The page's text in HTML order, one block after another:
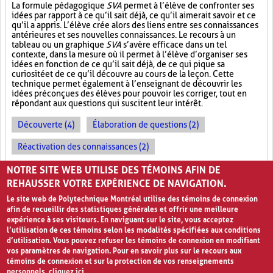
La formule pédagogique SVA permet à l’élève de confronter ses
idées par rapport à ce qu’il sait déjà, ce qu’il aimerait savoir et ce
qu’il a appris. L’élève crée alors des liens entre ses connaissances
antérieures et ses nouvelles connaissances. Le recours à un
tableau ou un graphique SVA s’avère efficace dans un tel
contexte, dans la mesure où il permet à l’élève d’organiser ses
idées en fonction de ce qu’il sait déjà, de ce qui pique sa
curiosité et de ce qu’il découvre au cours de la leçon. Cette
technique permet également à l’enseignant de découvrir les
idées préconçues des élèves pour pouvoir les corriger, tout en
répondant aux questions qui suscitent leur intérêt.
Découverte (4) Élaboration de questions (2)
Réactivation des connaissances (2)
Évolution des apprentissages (2)
NOTRE SITE WEB UTILISE DES TÉMOINS AFIN DE
REHAUSSER VOTRE EXPÉRIENCE DE NAVIGATION.
Le site web de Polytechnique Montréal utilise des témoins de connexion
afin de recueillir des statistiques générales et offrir une meilleure
expérience à ses visiteurs. En naviguant sur le site, vous acceptez
l’utilisation de ces témoins selon les modalités spécifiées aux conditions
d’utilisation. Vous pouvez refuser les témoins de connexion en modifiant
vos paramètres de navigation. Pour en savoir plus sur le recours aux
témoins de connexion et sur la protection de vos renseignements